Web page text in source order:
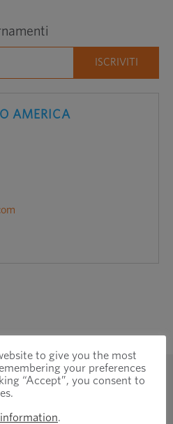
AMERICA
to give you the most
your preferences
“Accept”, you consent to
.